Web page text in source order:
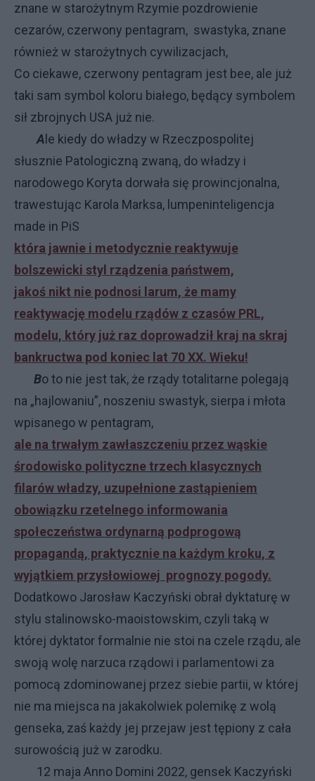
znane w starożytnym Rzymie pozdrowienie
cezarów, czerwony pentagram, swastyka, znane
również w starożytnych cywilizacjach,
Co ciekawe, czerwony pentagram jest bee, ale już
taki sam symbol koloru białego, będący symbolem
sił zbrojnych USA już nie.
A le kiedy do władzy w Rzeczpospolitej
słusznie Patologiczną zwaną, do władzy i
narodowego Koryta dorwała się prowincjonalna,
trawestując Karola Marksa, lumpeninteligencja
made in PiS
która jawnie i metodycznie reaktywuje
bolszewicki styl rządzenia państwem,
jakoś nikt nie podnosi larum, że mamy
reaktywację modelu rządów z czasów PRL,
modelu, który już raz doprowadził kraj na skraj
bankructwa pod koniec lat 70 XX. Wieku!
Bo to nie jest tak, że rządy totalitarne polegają
na „hajlowaniu”, noszeniu swastyk, sierpa i młota
wpisanego w pentagram,
ale na trwałym zawłaszczeniu przez wąskie
środowisko polityczne trzech klasycznych
filarów władzy, uzupełnione zastąpieniem
obowiązku rzetelnego informowania
społeczeństwa ordynarną podprogową
propagandą, praktycznie na każdym kroku, z
wyjątkiem przysłowiowej prognozy pogody.
Dodatkowo Jarosław Kaczyński obrał dyktaturę w
stylu stalinowsko-maoistowskim, czyli taką w
której dyktator formalnie nie stoi na czele rządu, ale
swoją wolę narzuca rządowi i parlamentowi za
pomocą zdominowanej przez siebie partii, w której
nie ma miejsca na jakakolwiek polemikę z wolą
genseka, zaś każdy jej przejaw jest tępiony z cała
surowością już w zarodku.
12 maja Anno Domini 2022, gensek Kaczyński